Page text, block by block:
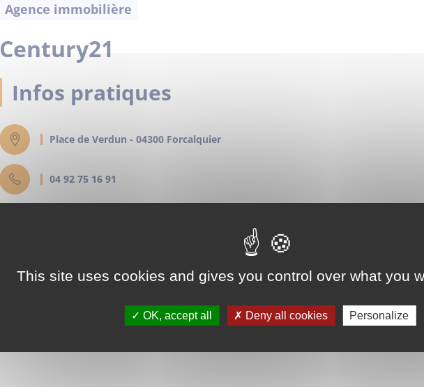
Agence immobilière
Century21
Infos pratiques
Place de Verdun - 04300 Forcalquier
04 92 75 16 91
http://century21-pi-forcalquier.com
This site uses cookies and gives you control over what you
OK, accept all Deny all cookies Personalize